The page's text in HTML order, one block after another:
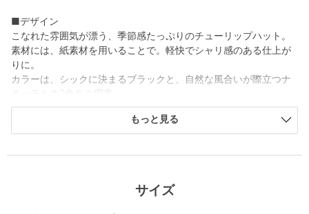
■デザイン
こなれた雰囲気が漂う、季節感たっぷりのチューリップハット。
素材には、紙素材を用いることで。軽快でシャリ感のある仕上が
りに。
カラーは、シックに決まるブラックと、自然な風合いが際立つナ
です。
シンプルなデザインで、幅広いカジュアルスタイルに取り入れや
もっと見る
サイズ